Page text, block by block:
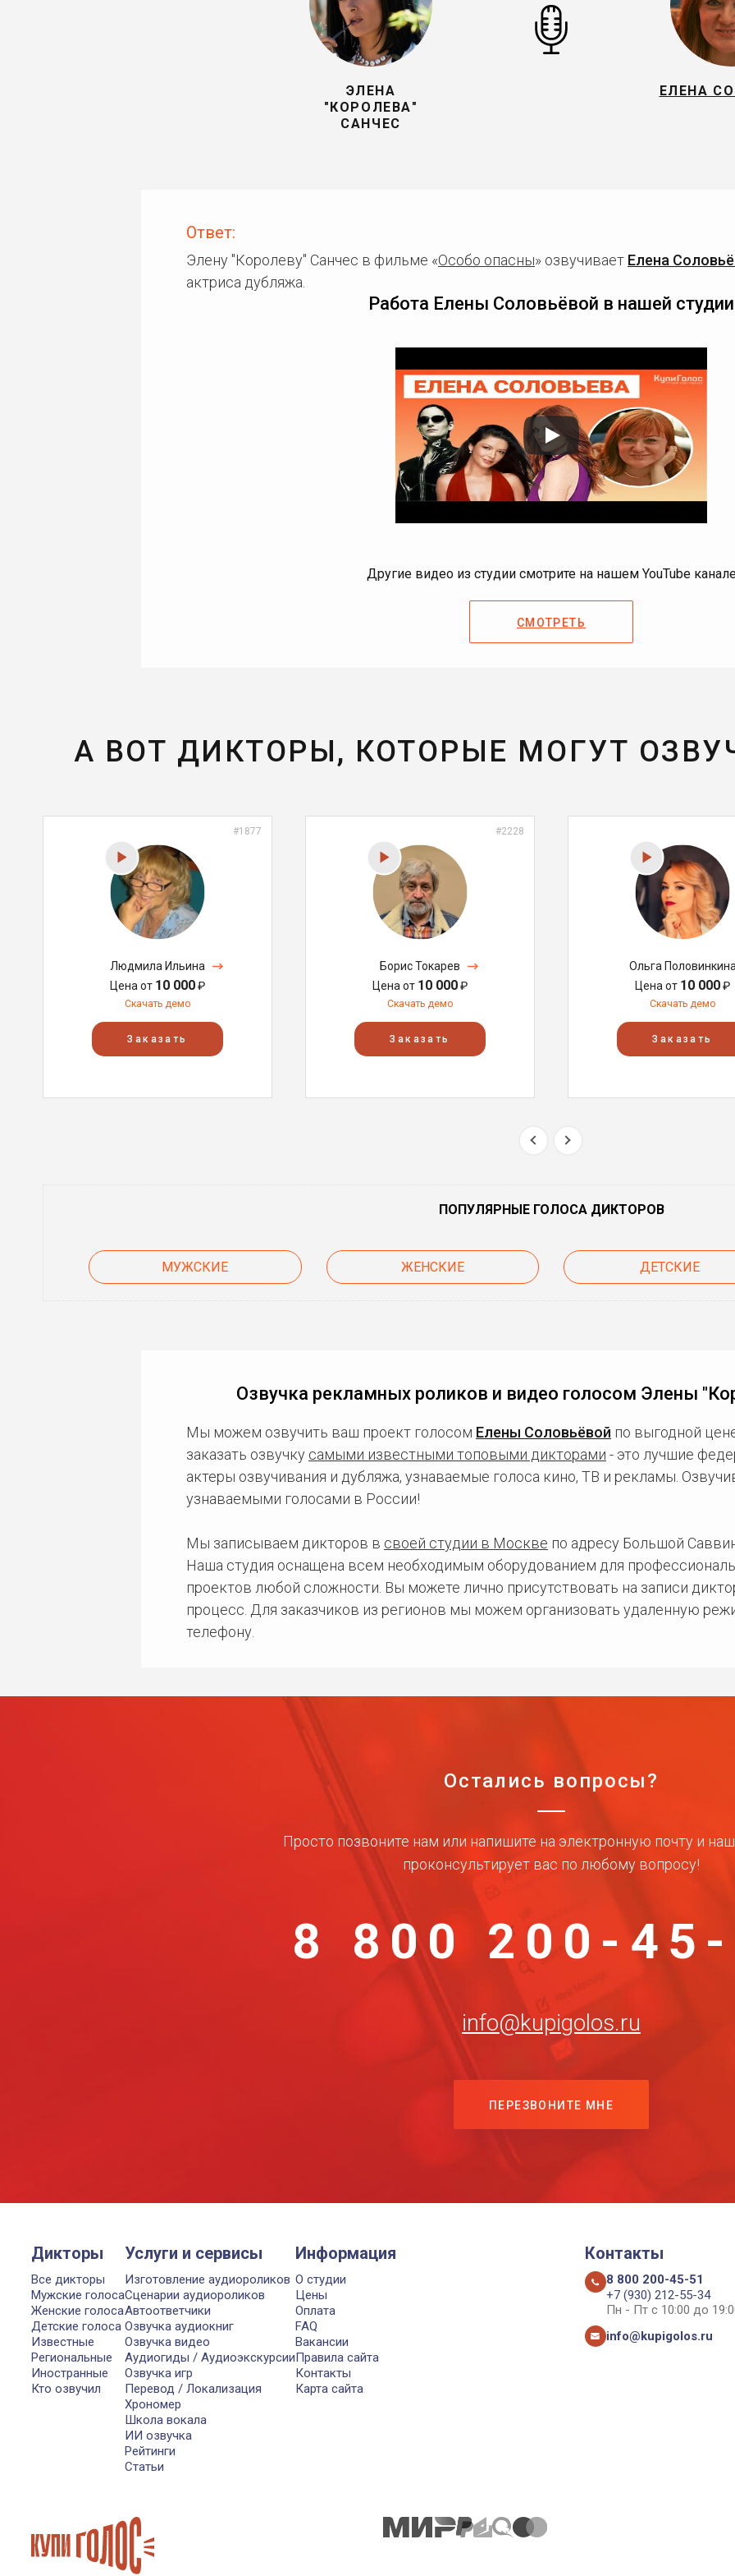
ЭЛЕНА
"КОРОЛЕВА"
САНЧЕС
ЕЛЕНА
Ответ:
Элену "Королеву" Санчес в фильме «Особо опасны» озвучивает Елена
актриса дубляжа.
Работа Елены Соловьёвой в нашей студии
Другие видео из студии смотрите на нашем YouTube
СМОТРЕТЬ
А ВОТ ДИКТОРЫ, КОТОРЫЕ МОГУТ
#1877
Людмила Ильина
Цена от 10 000₽
Скачать демо
Заказать
#2228
Борис Токарев
Цена от 10 000₽
Скачать демо
Заказать
Ольга
Цена от 10 000₽
Скачать демо
Заказать
ПОПУЛЯРНЫЕ ГОЛОСА ДИКТОРОВ
МУЖСКИЕ ЖЕНСКИЕ ДЕТСКИЕ
Озвучка рекламных роликов и видео голосом Элены
Мы можем озвучить ваш проект голосом Елены Соловьёвой по выгодной
заказать озвучку самыми известными топовыми дикторами - это лучшие
актеры озвучивания и дубляжа, узнаваемые голоса кино, ТВ и рекламы.
узнаваемыми голосами в России!
Мы записываем дикторов в своей студии в Москве по адресу Большой
Наша студия оснащена всем необходимым оборудованием для
проектов любой сложности. Вы можете лично присутствовать на записи
процесс. Для заказчиков из регионов мы можем организовать удаленную
телефону.
Остались вопросы?
Просто позвоните нам или напишите на электронную почту и
проконсультирует вас по любому вопросу!
8 800 200-
info@kupigolos.ru
ПЕРЕЗВОНИТЕ МНЕ
Дикторы
Все дикторы
Мужские голоса
Женские голоса
Детские голоса
Известные
Региональные
Иностранные
Кто озвучил
Услуги и сервисы
Изготовление аудиороликов
Сценарии аудиороликов
Автоответчики
Озвучка аудиокниг
Озвучка видео
Аудиогиды / Аудиоэкскурсии
Озвучка игр
Перевод / Локализация
Хрономер
Школа вокала
ИИ озвучка
Рейтинги
Статьи
Информация
О студии
Цены
Оплата
FAQ
Вакансии
Правила сайта
Контакты
Карта сайта
Контакты
8 800 200-45-51
+7 (930) 212-55-34
Пн - Пт с 10:00 до
info@kupigolos.ru